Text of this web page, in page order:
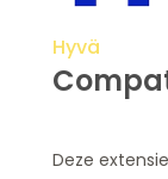
Hyvä
Deze